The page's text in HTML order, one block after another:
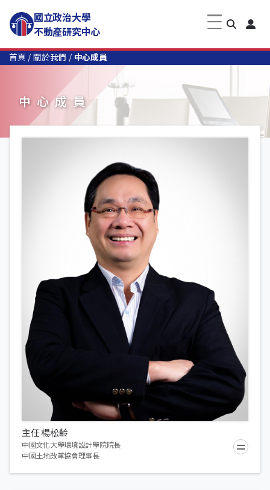
國立政治大學
不動產研究中心
首頁 關於我們 中心成員
中心成員
主任 楊松齡
中國文化大學環境設計學院院長
中國土地改革協會理事長